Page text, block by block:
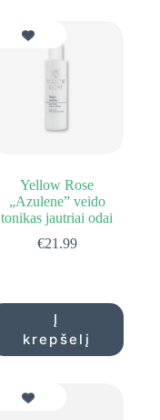
Yellow Rose
„Azulene” veido
tonikas jautriai odai
€21.99
Į
krepšelį